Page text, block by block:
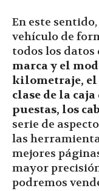
En este
vehículo de
todos los datos
marca y el
kilometraje, el
clase de la
puestas, los
serie de
las
mejores
mayor
podremos